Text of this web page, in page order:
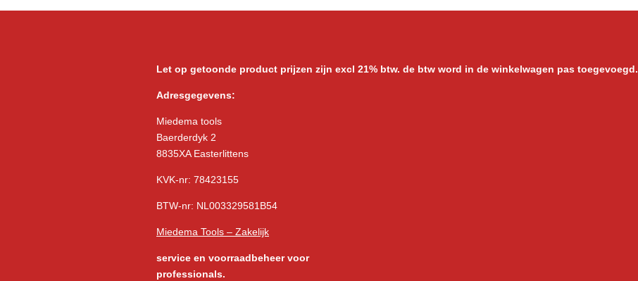
Let op getoonde product prijzen zijn excl 21% btw. de btw word in de winkelwagen pas toegevoegd.
Adresgegevens:
Miedema tools
Baerderdyk 2
8835XA Easterlittens
KVK-nr: 78423155
BTW-nr: NL003329581B54
Miedema Tools – Zakelijk
service en voorraadbeheer voor
professionals.